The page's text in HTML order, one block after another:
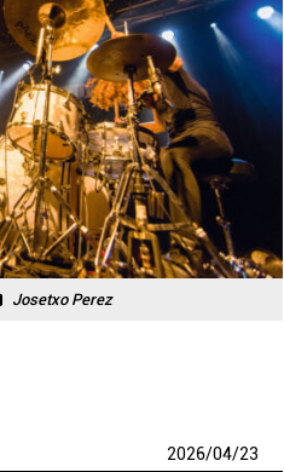
Josetxo Perez
2026/04/23